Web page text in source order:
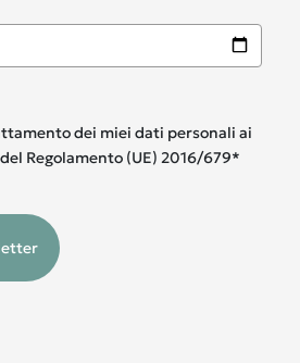
dei miei dati personali ai
Regolamento (UE) 2016/679*